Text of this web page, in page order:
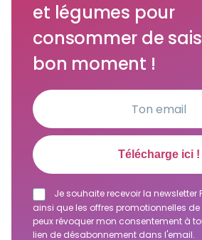
et légumes pour
consommer de
bon moment !
Je souhaite recevoir la newsletter
ainsi que les offres promotionnelles
peux révoquer mon consentement à
lien de désabonnement dans l'email.